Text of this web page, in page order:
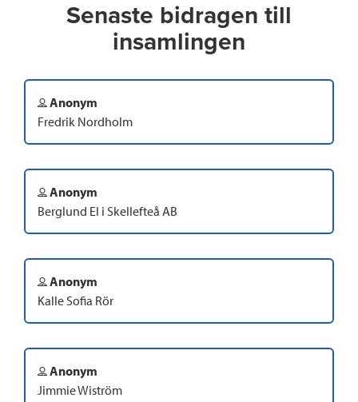
Senaste bidragen till
insamlingen
Anonym
Fredrik Nordholm
Anonym
Berglund El i Skellefteå AB
Anonym
Kalle Sofia Rör
Anonym
Jimmie Wiström